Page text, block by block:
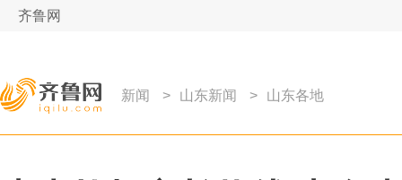
齐鲁网
新闻 > 山东新闻 > 山东各地